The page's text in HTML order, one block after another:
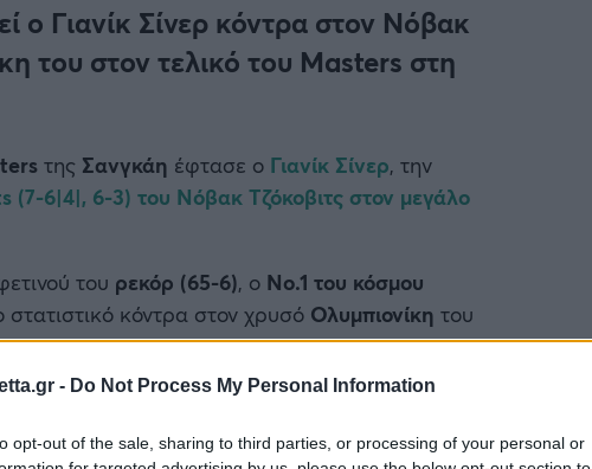
- Do Not Process My Personal Information
opt-out of the sale, sharing to third parties, or processing of your personal or
ο Γιανίκ Σίνερ κόντρα στον Νόβακ
του στον τελικό του Masters στη
της Σανγκάη έφτασε ο Γιανίκ Σίνερ, την
(7-6|4|, 6-3) του Νόβακ Τζόκοβιτς στον μεγάλο
του ρεκόρ (65-6), ο Νο.1 του κόσμου
κόντρα στον χρυσό Ολυμπιονίκη του